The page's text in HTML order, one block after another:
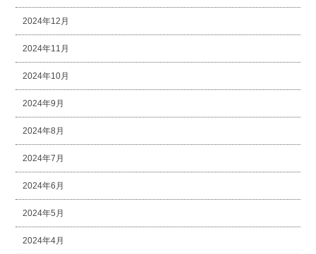
2024年12月
2024年11月
2024年10月
2024年9月
2024年8月
2024年7月
2024年6月
2024年5月
2024年4月